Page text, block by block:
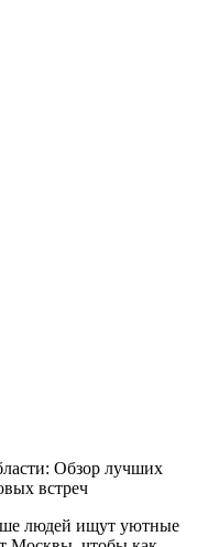
Обзор лучших
встреч
людей ищут уютные